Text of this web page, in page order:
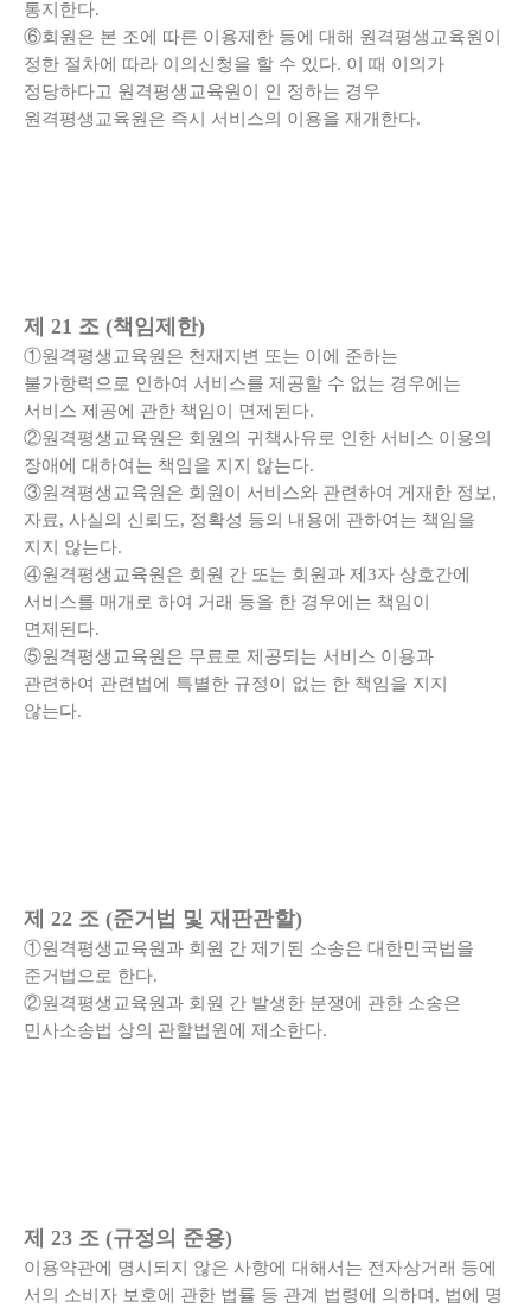
통지한다.
⑥회원은 본 조에 따른 이용제한 등에 대해 원격평생교육원이
정한 절차에 따라 이의신청을 할 수 있다. 이 때 이의가
정당하다고 원격평생교육원이 인 정하는 경우
원격평생교육원은 즉시 서비스의 이용을 재개한다.
제 21 조 (책임제한)
①원격평생교육원은 천재지변 또는 이에 준하는
불가항력으로 인하여 서비스를 제공할 수 없는 경우에는
서비스 제공에 관한 책임이 면제된다.
②원격평생교육원은 회원의 귀책사유로 인한 서비스 이용의
장애에 대하여는 책임을 지지 않는다.
③원격평생교육원은 회원이 서비스와 관련하여 게재한 정보,
자료, 사실의 신뢰도, 정확성 등의 내용에 관하여는 책임을
지지 않는다.
④원격평생교육원은 회원 간 또는 회원과 제3자 상호간에
서비스를 매개로 하여 거래 등을 한 경우에는 책임이
면제된다.
⑤원격평생교육원은 무료로 제공되는 서비스 이용과
관련하여 관련법에 특별한 규정이 없는 한 책임을 지지
않는다.
제 22 조 (준거법 및 재판관할)
①원격평생교육원과 회원 간 제기된 소송은 대한민국법을
준거법으로 한다.
②원격평생교육원과 회원 간 발생한 분쟁에 관한 소송은
민사소송법 상의 관할법원에 제소한다.
제 23 조 (규정의 준용)
이용약관에 명시되지 않은 사항에 대해서는 전자상거래 등에
서의 소비자 보호에 관한 법률 등 관계 법령에 의하며, 법에 명